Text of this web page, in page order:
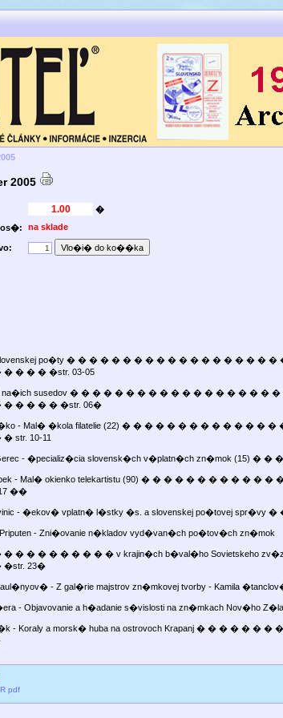
2005
�
na sklade
Slovenskej po�ty � � � � � � � � � � � � � � � � � �
� � � �str. 03-05
na�ich susedov � � � � � � � � � � � � � � � � �
� � � � �str. 06�
- Mal� �kola filatelie (22) � � � � � � � � � � � �
str. 10-11
- �pecializ�cia slovensk�ch v�platn�ch zn�mok (15) �
- Mal� okienko telekartistu (90) � � � � � � � � � �
��
- �ekov� vplatn� l�stky �s. a slovenskej po�tovej
- Zni�ovanie n�kladov vyd�van�ch po�tov�ch zn�mok
� � � � � � � � � v krajin�ch b�val�ho Sovietskeho
23�
- Z gal�rie majstrov zn�mkovej tvorby - Kamila
- Objavovanie a h�adanie s�vislosti na zn�mkach Nov�ho
- Koraly a morsk� huba na ostrovoch Krapanj � � � � �
pdf